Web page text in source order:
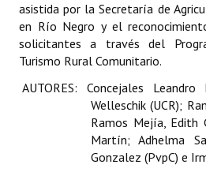
Antiguos Pobladores
Noticias Destacadas
Datos Históricos
Premio al Mérito - Registro
asistida por la Secretaría de
en Río Negro y el
solicitantes a través del
Turismo Rural Comunitario.
AUTORES: Concejales
Welleschik (UCR);
Ramos Mejía, Edith
Martín; Adhelma
Gonzalez (PvpC) e